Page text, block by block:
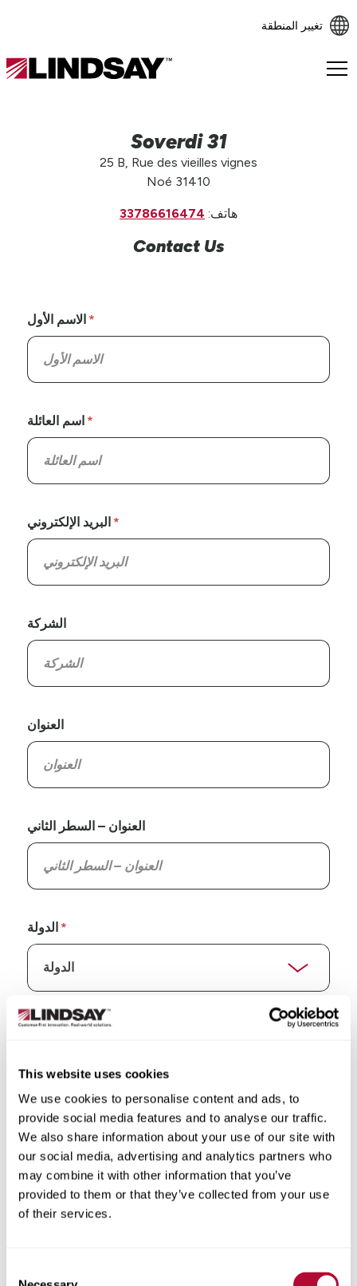
This website uses cookies
We use cookies to personalise content and ads, to
provide social media features and to analyse our traffic.
We also share information about your use of our site with
our social media, advertising and analytics partners who
may combine it with other information that you’ve
provided to them or that they’ve collected from your use
of their services.
تغيير المنطقة
Lindsay.
Soverdi 31
25 B, Rue des vieilles vignes
Noé 31410
هاتف: 33786616474
Contact Us
الاسم الأول
اسم العائلة
البريد الإلكتروني
الشركة
العنوان
العنوان – السطر الثاني
الدولة
الولاية/المقاطعة
المدينة